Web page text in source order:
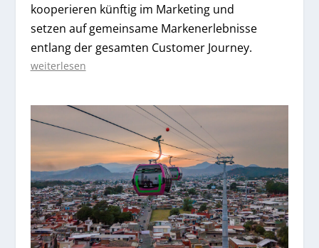
kooperieren künftig im Marketing und
setzen auf gemeinsame Markenerlebnisse
entlang der gesamten Customer Journey.
weiterlesen